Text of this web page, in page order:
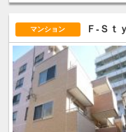
マンション Ｆ-Ｓ